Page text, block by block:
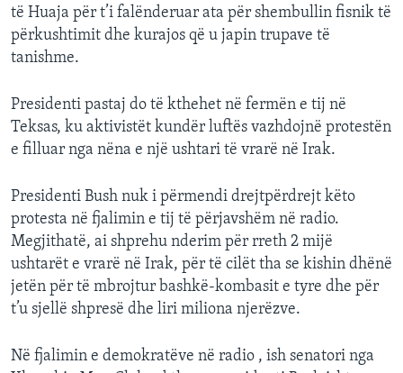
të Huaja për t’i falënderuar ata për shembullin fisnik të
përkushtimit dhe kurajos që u japin trupave të
tanishme.
Presidenti pastaj do të kthehet në fermën e tij në
Teksas, ku aktivistët kundër luftës vazhdojnë protestën
e filluar nga nëna e një ushtari të vrarë në Irak.
Presidenti Bush nuk i përmendi drejtpërdrejt këto
protesta në fjalimin e tij të përjavshëm në radio.
Megjithatë, ai shprehu nderim për rreth 2 mijë
ushtarët e vrarë në Irak, për të cilët tha se kishin dhënë
jetën për të mbrojtur bashkë-kombasit e tyre dhe për
t’u sjellë shpresë dhe liri miliona njerëzve.
Në fjalimin e demokratëve në radio , ish senatori nga